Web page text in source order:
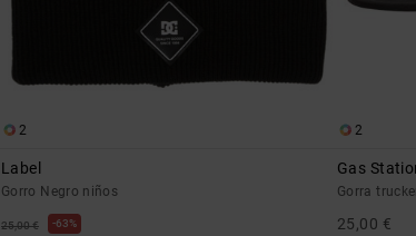
2
Label
Gorro Negro niños
25,00 € 63%
2
Gas
Gorra
25,00 €